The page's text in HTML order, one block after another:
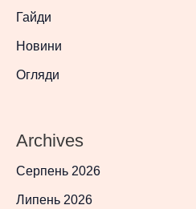
Гайди
Новини
Огляди
Archives
Серпень 2026
Липень 2026